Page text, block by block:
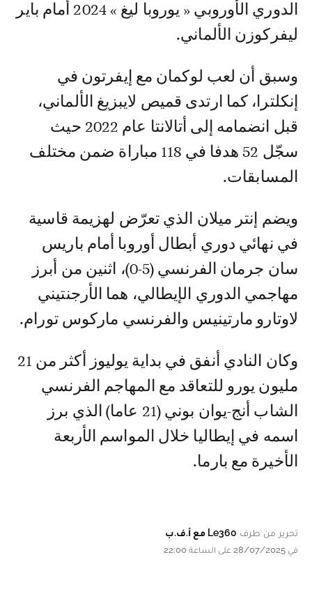
الدوري الأوروبي « يوروبا ليغ » 2024 أمام باير
ليفركوزن الألماني.
وسبق أن لعب لوكمان مع إيفرتون في
إنكلترا، كما ارتدى قميص لايبزيغ الألماني،
قبل انضمامه إلى أتالانتا عام 2022 حيث
سجّل 52 هدفا في 118 مباراة ضمن مختلف
المسابقات.
ويضم إنتر ميلان الذي تعرّض لهزيمة قاسية
في نهائي دوري أبطال أوروبا أمام باريس
سان جرمان الفرنسي (5-0)، اثنين من أبرز
مهاجمي الدوري الإيطالي، هما الأرجنتيني
لاوتارو مارتينيس والفرنسي ماركوس تورام.
وكان النادي أنفق في بداية يوليوز أكثر من 21
مليون يورو للتعاقد مع المهاجم الفرنسي
الشاب أنج-يوان بوني (21 عاما) الذي برز
اسمه في إيطاليا خلال المواسم الأربعة
الأخيرة مع بارما.
تحرير من طرف Le360 مع أ.ف.ب
في 28/07/2025 على الساعة 22:00